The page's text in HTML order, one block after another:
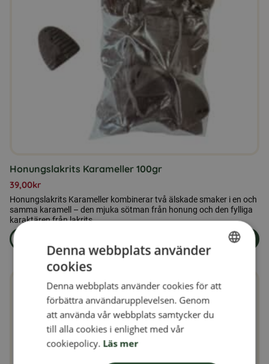
Honungslakrits Karameller 100gr
39,00kr
Honungslakrits Karameller kombinerar två älskade smaker i en och
samma karamell – den mjuka sötman från honung och den fylliga
karaktären från lakrits.
om produkten Honungslakrits Karameller 100gr
FINNISH
DANISH
Denna webbplats använder
cookies
Denna webbplats använder cookies för att
förbättra användarupplevelsen. Genom
att använda vår webbplats samtycker du
till alla cookies i enlighet med vår
cookiepolicy. Läs mer